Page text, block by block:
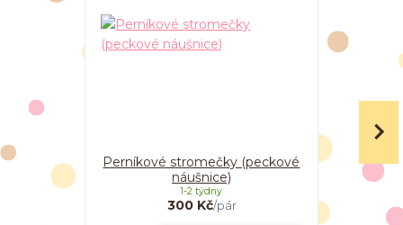
Perníkové stromečky (peckové
náušnice)
300 Kč/pár
1-2 týdny